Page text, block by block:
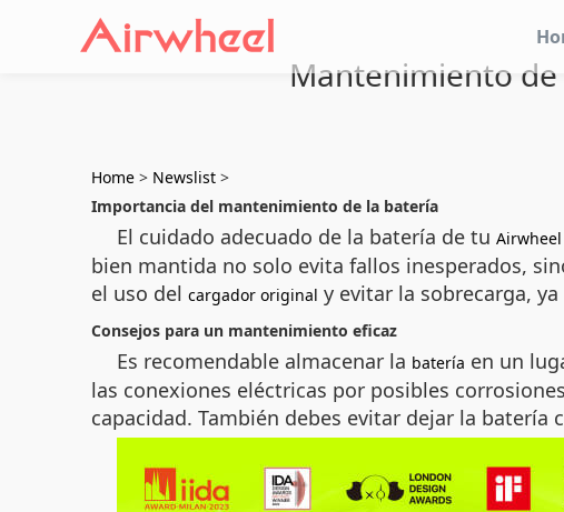
Mantenimiento
Home > Newslist >
Importancia del mantenimiento de la batería
El cuidado adecuado de la batería de tu Airwheel
bien mantida no solo evita fallos inesperados,
el uso del cargador original y evitar la sobrecarga,
Consejos para un mantenimiento eficaz
Es recomendable almacenar la batería en un
las conexiones eléctricas por posibles
capacidad. También debes evitar dejar la